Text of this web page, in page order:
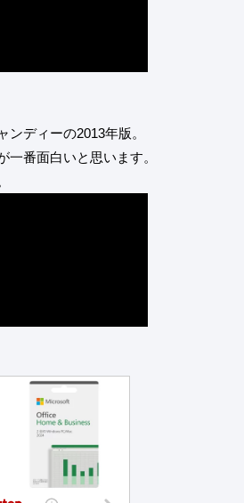
ディーの2013年版。
一番面白いと思います。